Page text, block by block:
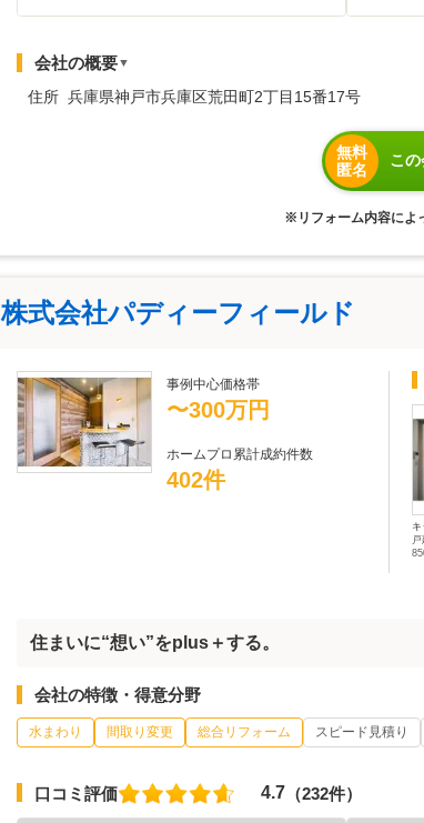
会社の概要▼
住所 兵庫県神戸市兵庫区荒田町2丁目15番17号
無料
匿名
こ
※リフォーム内容によ
株式会社パディーフィールド
事例中心価格帯
〜300万円
ホームプロ累計成約件数
402件
住まいに“想い”をplus＋する。
会社の特徴・得意分野
水まわり 間取り変更 総合リフォーム スピード見積り
口コミ評価 4.7 （232件）